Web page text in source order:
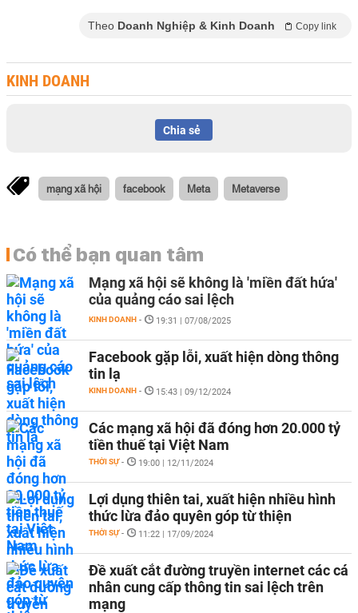
Theo Doanh Nghiệp & Kinh Doanh Copy link
KINH DOANH
Chia sẻ
mạng xã hội facebook Meta Metaverse
Có thể bạn quan tâm
Mạng xã hội sẽ không là 'miền đất hứa'
của quảng cáo sai lệch
KINH DOANH - 19:31 | 07/08/2025
Facebook gặp lỗi, xuất hiện dòng thông
tin lạ
KINH DOANH - 15:43 | 09/12/2024
Các mạng xã hội đã đóng hơn 20.000 tỷ
tiền thuế tại Việt Nam
THỜI SỰ - 19:00 | 12/11/2024
Lợi dụng thiên tai, xuất hiện nhiều hình
thức lừa đảo quyên góp từ thiện
THỜI SỰ - 11:22 | 17/09/2024
Đề xuất cắt đường truyền internet các cá
nhân cung cấp thông tin sai lệch trên
mạng